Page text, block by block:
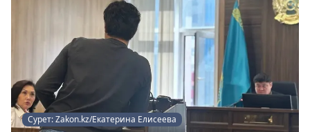
Сурет: Zakon.kz/Екатерина Елисеева